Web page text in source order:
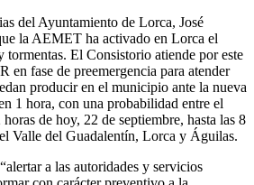
del Ayuntamiento de Lorca, José
la AEMET ha activado en Lorca el
El Consistorio atiende por este
fase de preemergencia para atender
producir en el municipio ante la nueva
1 hora, con una probabilidad entre el
de hoy, 22 de septiembre, hasta las 8
Valle del Guadalentín, Lorca y Águilas.
a las autoridades y servicios